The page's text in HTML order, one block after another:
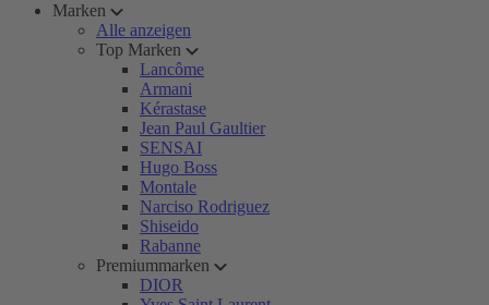
Marken
Alle anzeigen
Top Marken
Lancôme
Armani
Kérastase
Jean Paul Gaultier
SENSAI
Hugo Boss
Montale
Narciso Rodriguez
Shiseido
Rabanne
Premiummarken
DIOR